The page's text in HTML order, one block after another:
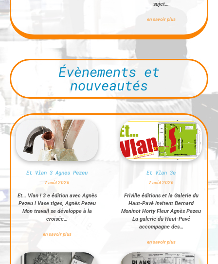
sujet…
en savoir plus
Évènements et
nouveautés
Et Vlan 3 Agnès Pezeu
7 août 2026
Et… Vlan ! 3 e édition avec Agnès
Pezeu ! Vase tiges, Agnès Pezeu
Mon travail se développe à la
croisée…
en savoir plus
Et Vlan 3e
7 août 2026
Friville éditions et la Galerie du
Haut-Pavé invitent Bernard
Moninot Horty Fleur Agnès Pezeu
La galerie du Haut-Pavé
accompagne des…
en savoir plus